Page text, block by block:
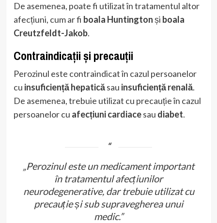
De asemenea, poate fi utilizat în tratamentul altor
afecțiuni, cum ar fi boala Huntingtonși boala
Creutzfeldt-Jakob.
Contraindicații și precauții
Perozinul este contraindicat în cazul persoanelor
cu insuficiență hepaticăsau insuficiență renală.
De asemenea, trebuie utilizat cu precauție în cazul
persoanelor cu afecțiuni cardiacesau diabet.
„Perozinul este un medicament important
în tratamentul afecțiunilor
neurodegenerative, dar trebuie utilizat cu
precauție și sub supravegherea unui
medic.”